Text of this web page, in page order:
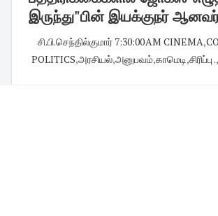
இருந்து"பின் இயக்குநர்
சி.பி.செந்தில்குமார்· 7:30:00 AM CINEMA,
POLITICS,அரசியல்,அனுபவம்,காமெடி,சிரிப்பு .,